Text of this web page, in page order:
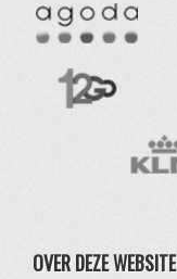
OVER DEZE WEBSITE